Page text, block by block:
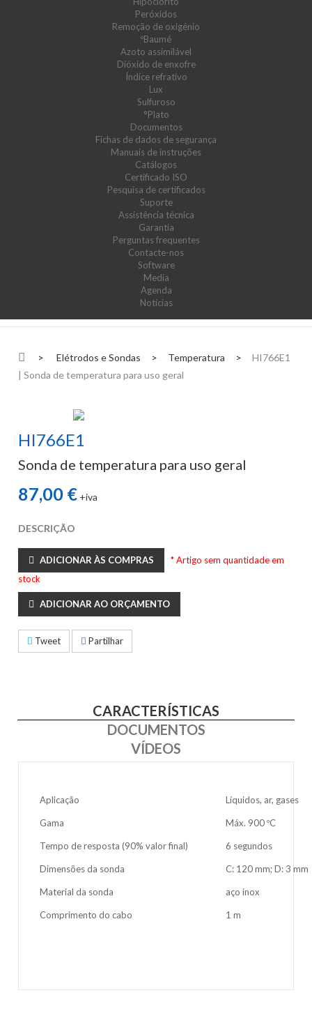
Peróxidos
Remoção de oxigénio
ºBaumé
Azoto assimilável
Dióxido de enxofre
Índice refrativo
Lux
Sulfuroso
°Plato
Documentos
Fichas de dados de segurança
Manuais de instruções
Catálogos
Certificado ISO
Pesquisa de certificados
Suporte
Assistência técnica
Garantia
Perguntas frequentes
Contacte-nos
Software
Media
Agenda
Notícias
> Elétrodos e Sondas > Temperatura >
HI766E1
| Sonda de temperatura para uso geral
HI766E1
Sonda de temperatura para uso geral
87,00 € +iva
DESCRIÇÃO
ADICIONAR ÀS COMPRAS
* Artigo sem quantidade em
stock
ADICIONAR AO ORÇAMENTO
Tweet Partilhar
CARACTERÍSTICAS
DOCUMENTOS
VÍDEOS
Aplicação Líquidos, ar, gases
Gama Máx. 900 ºC
Tempo de resposta (90% valor final) 6 segundos
Dimensões da sonda C: 120 mm; D: 3 mm
Material da sonda aço inox
Comprimento do cabo 1 m